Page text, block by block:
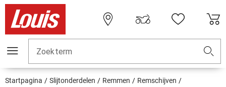
Zoekterm
Startpagina Slijtonderdelen Remmen
Remschijven